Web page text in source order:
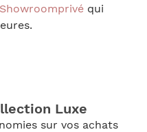
Showroomprivéqui
Luxe
sur vos achats